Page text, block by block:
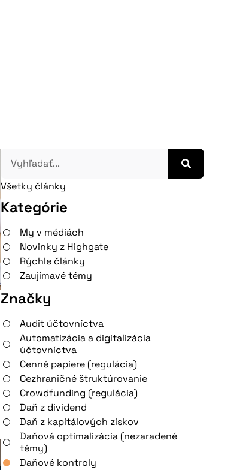
Všetky články
Kategórie
My v médiách
Novinky z Highgate
Rýchle články
Zaujímavé témy
Značky
Audit účtovníctva
Automatizácia a digitalizácia
účtovníctva
Cenné papiere (regulácia)
Cezhraničné štruktúrovanie
Crowdfunding (regulácia)
Daň z dividend
Daň z kapitálových ziskov
Daňová optimalizácia (nezaradené
témy)
Daňové kontroly